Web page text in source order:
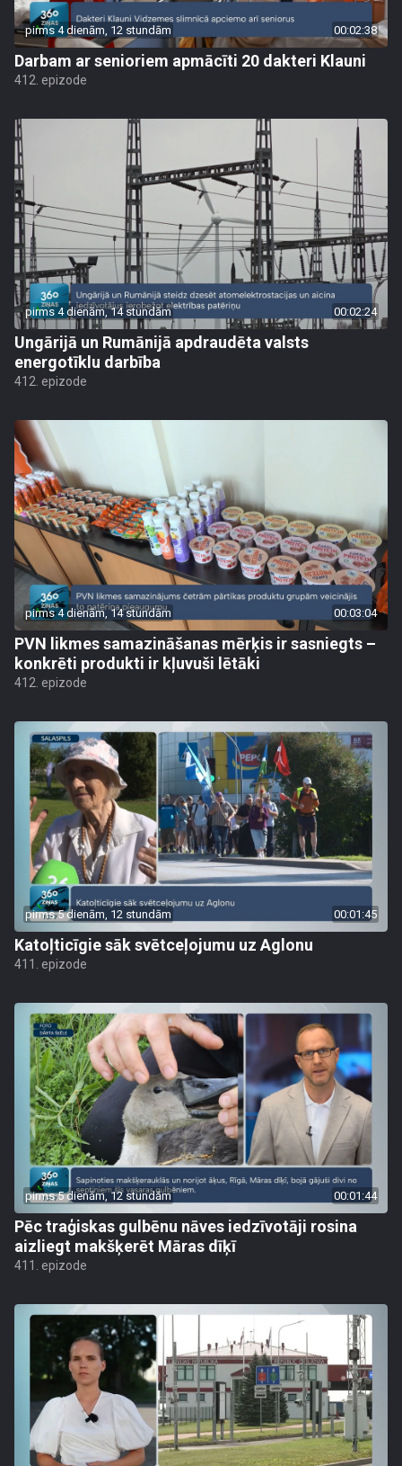
pirms 4 dienām, 12 stundām 00:02:38
Darbam ar senioriem apmācīti 20 dakteri Klauni
412. epizode
pirms 4 dienām, 14 stundām 00:02:24
Ungārijā un Rumānijā apdraudēta valsts
energotīklu darbība
412. epizode
pirms 4 dienām, 14 stundām 00:03:04
PVN likmes samazināšanas mērķis ir sasniegts –
konkrēti produkti ir kļuvuši lētāki
412. epizode
pirms 5 dienām, 12 stundām 00:01:45
Katoļticīgie sāk svētceļojumu uz Aglonu
411. epizode
pirms 5 dienām, 12 stundām 00:01:44
Pēc traģiskas gulbēnu nāves iedzīvotāji rosina
aizliegt makšķerēt Māras dīķī
411. epizode